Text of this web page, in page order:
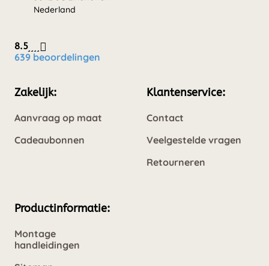
Nederland
8.5
639 beoordelingen
Zakelijk:
Aanvraag op maat
Cadeaubonnen
Klantenservice:
Contact
Veelgestelde vragen
Retourneren
Productinformatie:
Montage
handleidingen